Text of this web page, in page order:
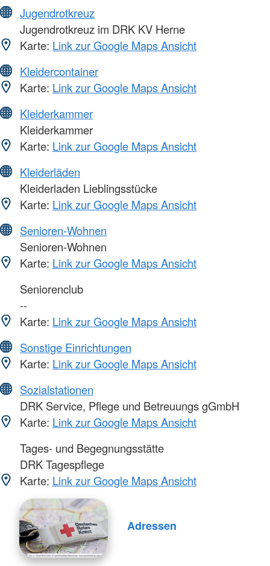
Jugendrotkreuz
Jugendrotkreuz im DRK KV Herne
Karte: Link zur Google Maps Ansicht
Kleidercontainer
Karte: Link zur Google Maps Ansicht
Kleiderkammer
Kleiderkammer
Karte: Link zur Google Maps Ansicht
Kleiderläden
Kleiderladen Lieblingsstücke
Karte: Link zur Google Maps Ansicht
Senioren-Wohnen
Senioren-Wohnen
Karte: Link zur Google Maps Ansicht
Seniorenclub
--
Karte: Link zur Google Maps Ansicht
Sonstige Einrichtungen
Karte: Link zur Google Maps Ansicht
Sozialstationen
DRK Service, Pflege und Betreuungs gGmbH
Karte: Link zur Google Maps Ansicht
Tages- und Begegnungsstätte
DRK Tagespflege
Karte: Link zur Google Maps Ansicht
Adressen